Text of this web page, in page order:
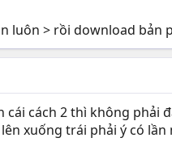
luôn > rồi download bản
cái cách 2 thì không
xuống trái phải ý có